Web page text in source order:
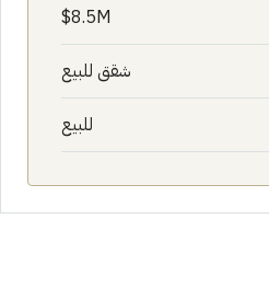
8.5M$
شقق للبيع
للبيع